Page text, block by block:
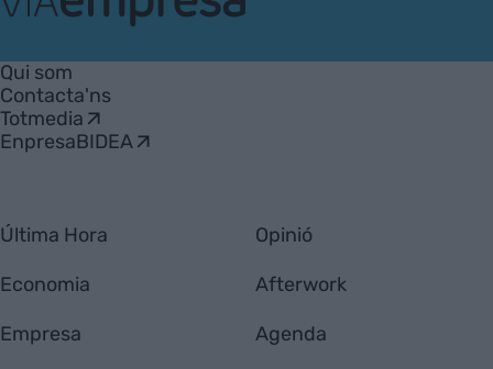
Empresa
Qui som
Contacta'ns
Totmedia
EnpresaBIDEA
Última Hora
Economia
Empresa
Opinió
Afterwork
Agenda